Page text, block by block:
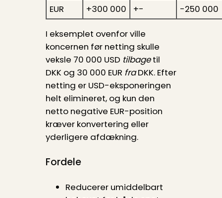
EUR
+300 000 +- -250 000
I eksemplet ovenfor ville
koncernen før netting skulle
veksle 70 000 USD tilbagetil
DKK og 30 000 EUR fraDKK. Efter
netting er USD-eksponeringen
helt elimineret, og kun den
netto negative EUR-position
kræver konvertering eller
yderligere afdækning.
Fordele
Reducerer umiddelbart